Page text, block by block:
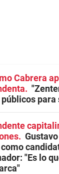
Cabrera
para
"Es lo